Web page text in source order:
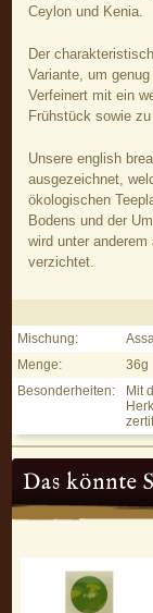
Ceylon und Kenia.
Der
Variante, um
Verfeinert mit ein
Frühstück sowie
Unsere english
ausgezeichnet,
ökologischen
Bodens und der
wird unter
verzichtet.
English Breakfast –
Mischung:
Menge:
36g
Besonderheiten:
Mit
Das könnte